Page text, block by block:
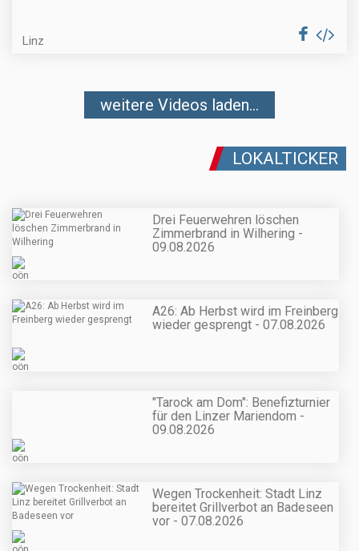
Linz
weitere Videos laden...
LOKALTICKER
Drei Feuerwehren löschen
Zimmerbrand in Wilhering -
09.08.2026
A26: Ab Herbst wird im Freinberg
wieder gesprengt - 07.08.2026
"Tarock am Dom": Benefizturnier
für den Linzer Mariendom -
09.08.2026
Wegen Trockenheit: Stadt Linz
bereitet Grillverbot an Badeseen
vor - 07.08.2026